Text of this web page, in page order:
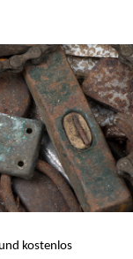
kostenlos